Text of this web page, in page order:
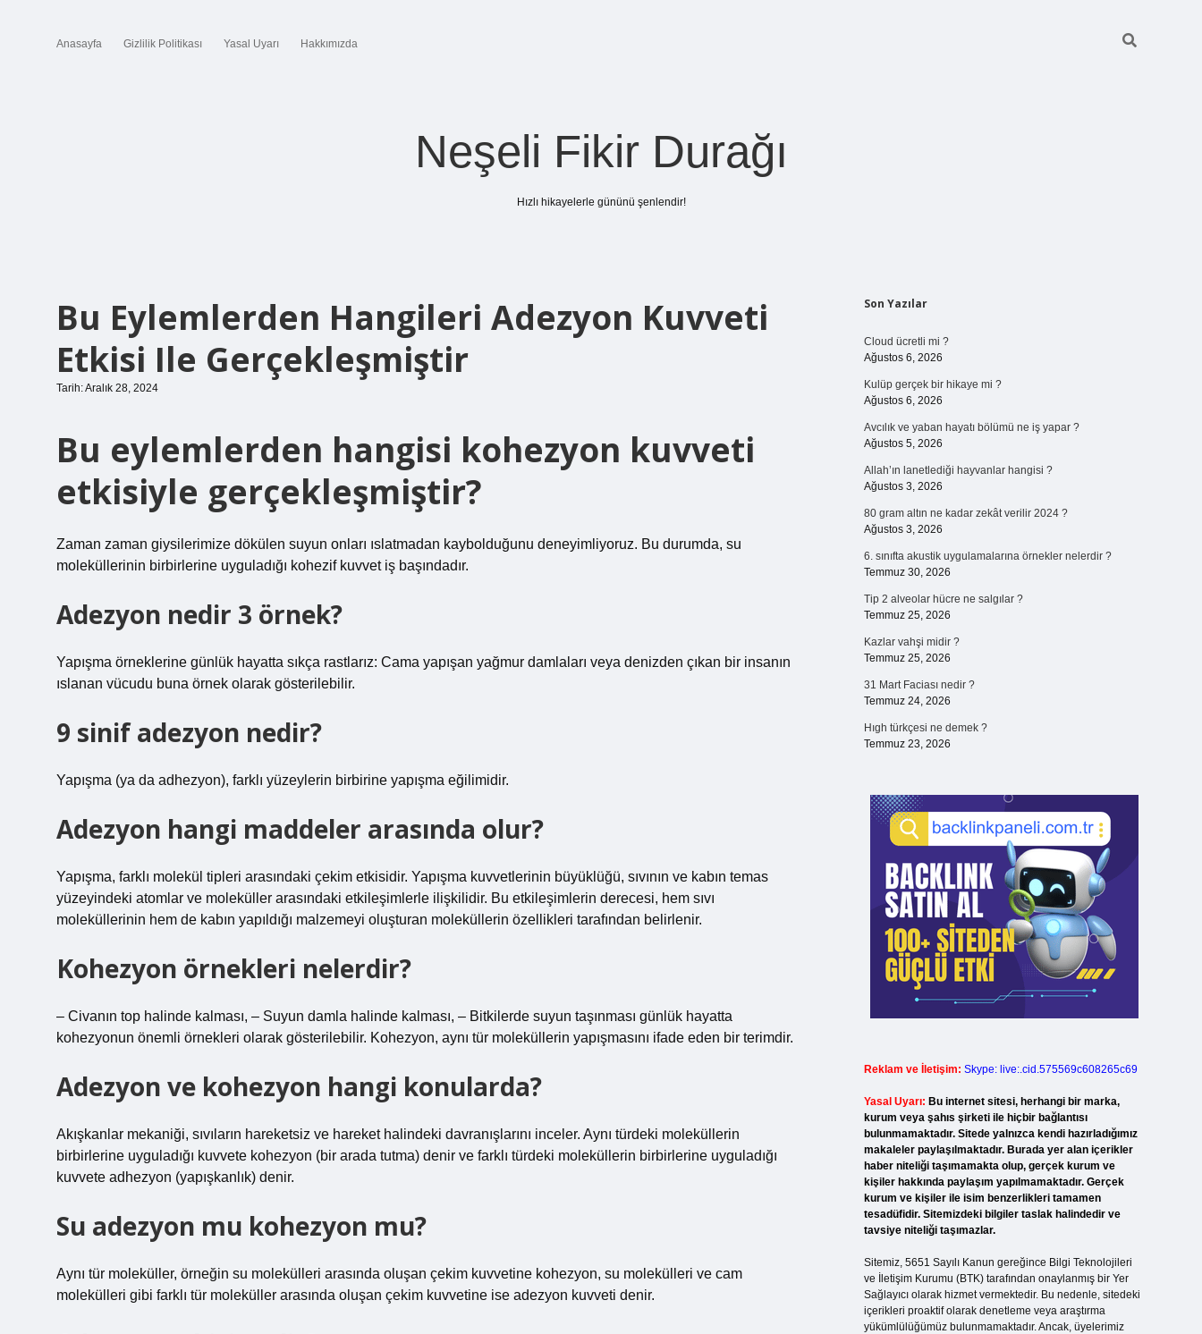
Anasayfa Gizlilik Politikası Yasal Uyarı Hakkımızda
Neşeli Fikir Durağı
Hızlı hikayelerle gününü şenlendir!
Bu Eylemlerden Hangileri Adezyon Kuvveti
Etkisi Ile Gerçekleşmiştir
Tarih: Aralık 28, 2024
Bu eylemlerden hangisi kohezyon kuvveti
etkisiyle gerçekleşmiştir?
Zaman zaman giysilerimize dökülen suyun onları ıslatmadan kaybolduğunu deneyimliyoruz. Bu durumda, su
moleküllerinin birbirlerine uyguladığı kohezif kuvvet iş başındadır.
Adezyon nedir 3 örnek?
Yapışma örneklerine günlük hayatta sıkça rastlarız: Cama yapışan yağmur damlaları veya denizden çıkan bir insanın
ıslanan vücudu buna örnek olarak gösterilebilir.
9 sinif adezyon nedir?
Yapışma (ya da adhezyon), farklı yüzeylerin birbirine yapışma eğilimidir.
Adezyon hangi maddeler arasında olur?
Yapışma, farklı molekül tipleri arasındaki çekim etkisidir. Yapışma kuvvetlerinin büyüklüğü, sıvının ve kabın temas
yüzeyindeki atomlar ve moleküller arasındaki etkileşimlerle ilişkilidir. Bu etkileşimlerin derecesi, hem sıvı
moleküllerinin hem de kabın yapıldığı malzemeyi oluşturan moleküllerin özellikleri tarafından belirlenir.
Kohezyon örnekleri nelerdir?
– Civanın top halinde kalması, – Suyun damla halinde kalması, – Bitkilerde suyun taşınması günlük hayatta
kohezyonun önemli örnekleri olarak gösterilebilir. Kohezyon, aynı tür moleküllerin yapışmasını ifade eden bir terimdir.
Adezyon ve kohezyon hangi konularda?
Akışkanlar mekaniği, sıvıların hareketsiz ve hareket halindeki davranışlarını inceler. Aynı türdeki moleküllerin
birbirlerine uyguladığı kuvvete kohezyon (bir arada tutma) denir ve farklı türdeki moleküllerin birbirlerine uyguladığı
kuvvete adhezyon (yapışkanlık) denir.
Su adezyon mu kohezyon mu?
Aynı tür moleküller, örneğin su molekülleri arasında oluşan çekim kuvvetine kohezyon, su molekülleri ve cam
molekülleri gibi farklı tür moleküller arasında oluşan çekim kuvvetine ise adezyon kuvveti denir.
Sidebar
Son Yazılar
Cloud ücretli mi ?
Ağustos 6, 2026
Kulüp gerçek bir hikaye mi ?
Ağustos 6, 2026
Avcılık ve yaban hayatı bölümü ne iş yapar ?
Ağustos 5, 2026
Allah’ın lanetlediği hayvanlar hangisi ?
Ağustos 3, 2026
80 gram altın ne kadar zekât verilir 2024 ?
Ağustos 3, 2026
6. sınıfta akustik uygulamalarına örnekler nelerdir ?
Temmuz 30, 2026
Tip 2 alveolar hücre ne salgılar ?
Temmuz 25, 2026
Kazlar vahşi midir ?
Temmuz 25, 2026
31 Mart Faciası nedir ?
Temmuz 24, 2026
Hıgh türkçesi ne demek ?
Temmuz 23, 2026
Reklam ve İletişim: Skype: live:.cid.575569c608265c69
Yasal Uyarı: Bu internet sitesi, herhangi bir marka,
kurum veya şahıs şirketi ile hiçbir bağlantısı
bulunmamaktadır. Sitede yalnızca kendi hazırladığımız
makaleler paylaşılmaktadır. Burada yer alan içerikler
haber niteliği taşımamakta olup, gerçek kurum ve
kişiler hakkında paylaşım yapılmamaktadır. Gerçek
kurum ve kişiler ile isim benzerlikleri tamamen
tesadüfidir. Sitemizdeki bilgiler taslak halindedir ve
tavsiye niteliği taşımazlar.
Sitemiz, 5651 Sayılı Kanun gereğince Bilgi Teknolojileri
ve İletişim Kurumu (BTK) tarafından onaylanmış bir Yer
Sağlayıcı olarak hizmet vermektedir. Bu nedenle, sitedeki
içerikleri proaktif olarak denetleme veya araştırma
yükümlülüğümüz bulunmamaktadır. Ancak, üyelerimiz